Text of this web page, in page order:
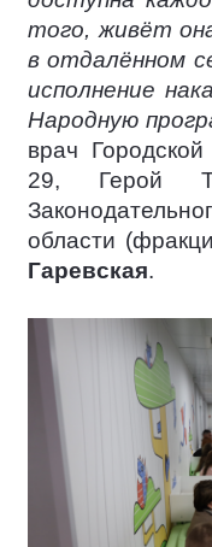
того, живёт
в отдалённом
исполнение
Народную
врач
29, Герой
области
Гаревская.